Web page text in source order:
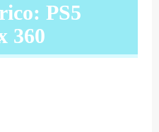
PS5
360